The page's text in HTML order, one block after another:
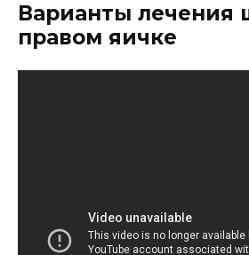
Варианты лечения
правом яичке